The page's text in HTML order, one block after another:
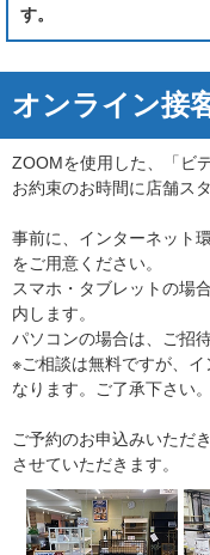
す。
オンライン接
ZOOMを使用した、「ビ
お約束のお時間に店舗ス
事前に、インターネット
をご用意ください。
スマホ・タブレットの場
内します。
パソコンの場合は、ご招
※ご相談は無料ですが、
なります。ご了承下さい。
ご予約のお申込みいただ
させていただきます。